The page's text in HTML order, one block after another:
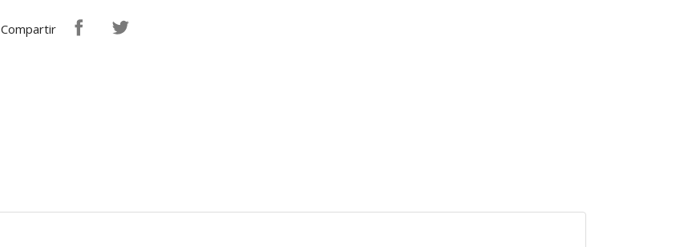
Compartir